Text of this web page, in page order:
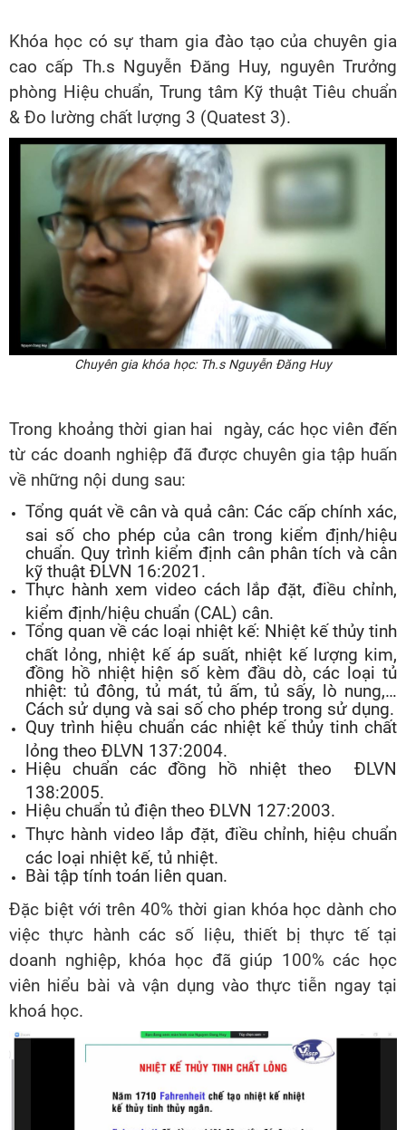
Khóa học có sự tham gia đào tạo của chuyên gia
cao cấp Th.s Nguyễn Đăng Huy, nguyên Trưởng
phòng Hiệu chuẩn, Trung tâm Kỹ thuật Tiêu chuẩn
& Đo lường chất lượng 3 (Quatest 3).
Chuyên gia khóa học: Th.s Nguyễn Đăng Huy
Trong khoảng thời gian hai ngày, các học viên đến
từ các doanh nghiệp đã được chuyên gia tập huấn
về những nội dung sau:
Tổng quát về cân và quả cân: Các cấp chính xác,
sai số cho phép của cân trong kiểm định/hiệu
chuẩn. Quy trình kiểm định cân phân tích và cân
kỹ thuật ĐLVN 16:2021.
Thực hành xem video cách lắp đặt, điều chỉnh,
kiểm định/hiệu chuẩn (CAL) cân.
Tổng quan về các loại nhiệt kế: Nhiệt kế thủy tinh
chất lỏng, nhiệt kế áp suất, nhiệt kế lượng kim,
đồng hồ nhiệt hiện số kèm đầu dò, các loại tủ
nhiệt: tủ đông, tủ mát, tủ ấm, tủ sấy, lò nung,…
Cách sử dụng và sai số cho phép trong sử dụng.
Quy trình hiệu chuẩn các nhiệt kế thủy tinh chất
lỏng theo ĐLVN 137:2004.
Hiệu chuẩn các đồng hồ nhiệt theo ĐLVN
138:2005.
Hiệu chuẩn tủ điện theo ĐLVN 127:2003.
Thực hành video lắp đặt, điều chỉnh, hiệu chuẩn
các loại nhiệt kế, tủ nhiệt.
Bài tập tính toán liên quan.
Đặc biệt với trên 40% thời gian khóa học dành cho
việc thực hành các số liệu, thiết bị thực tế tại
doanh nghiệp, khóa học đã giúp 100% các học
viên hiểu bài và vận dụng vào thực tiễn ngay tại
khoá học.